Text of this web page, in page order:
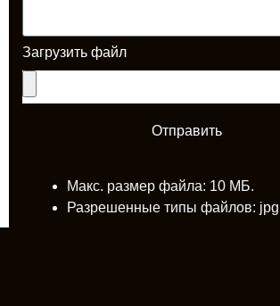
Загрузить файл
Отправить
Макс. размер файла: 10 МБ.
Разрешенные типы файлов: